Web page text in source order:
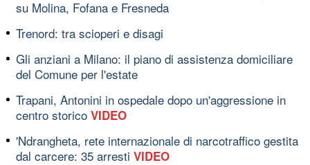
su Molina, Fofana e Fresneda
Trenord: tra scioperi e disagi
Gli anziani a Milano: il piano di assistenza domiciliare
del Comune per l'estate
Trapani, Antonini in ospedale dopo un'aggressione in
centro storico VIDEO
'Ndrangheta, rete internazionale di narcotraffico gestita
dal carcere: 35 arresti VIDEO